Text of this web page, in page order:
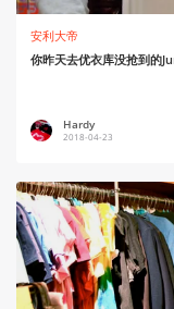
安利大帝
你昨天去优衣库没抢到的
Hardy
2018-04-23